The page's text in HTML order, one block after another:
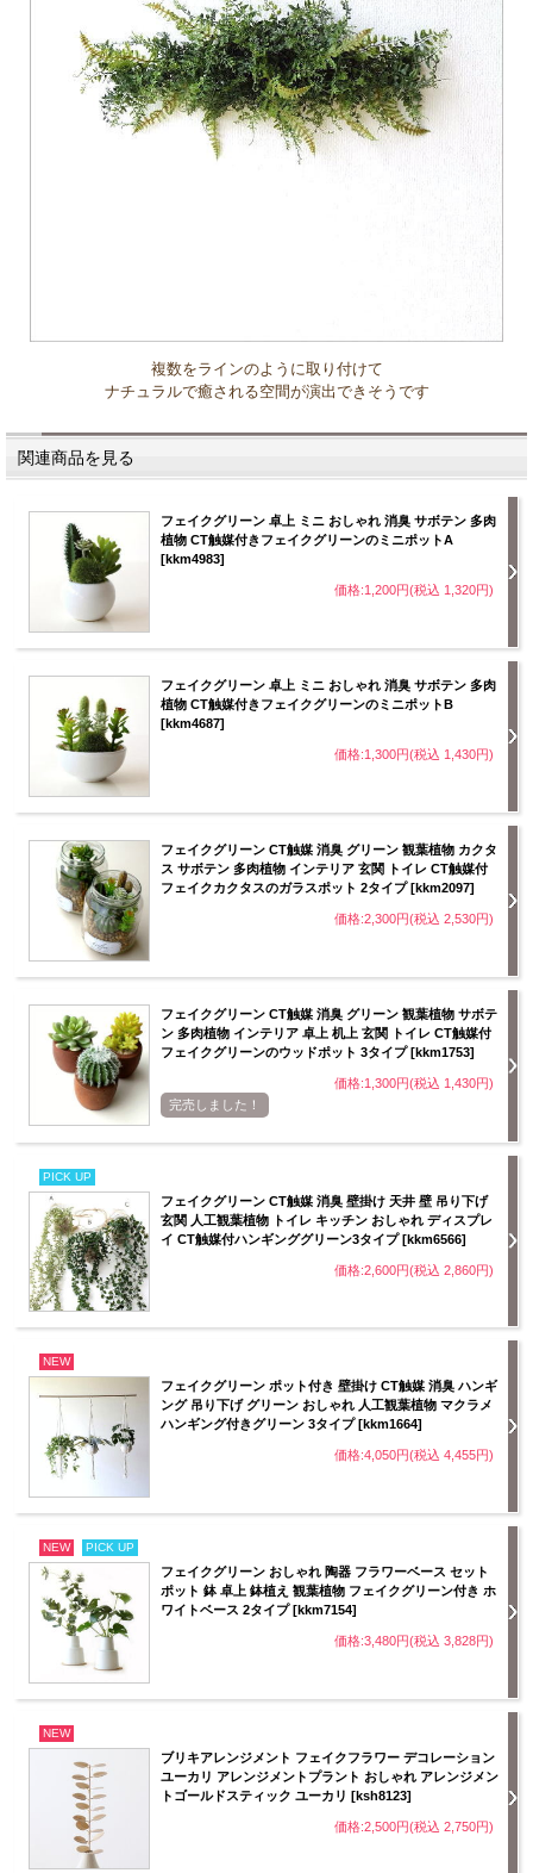
複数をラインのように取り付けて
ナチュラルで癒される空間が演出できそうです
関連商品を見る
フェイクグリーン 卓上 ミニ おしゃれ 消臭 サボテン 多肉
植物 CT触媒付きフェイクグリーンのミニポットA
[kkm4983]
価格:1,200円(税込 1,320円)
フェイクグリーン 卓上 ミニ おしゃれ 消臭 サボテン 多肉
植物 CT触媒付きフェイクグリーンのミニポットB
[kkm4687]
価格:1,300円(税込 1,430円)
フェイクグリーン CT触媒 消臭 グリーン 観葉植物 カクタ
ス サボテン 多肉植物 インテリア 玄関 トイレ CT触媒付
フェイクカクタスのガラスポット 2タイプ [kkm2097]
価格:2,300円(税込 2,530円)
フェイクグリーン CT触媒 消臭 グリーン 観葉植物 サボテ
ン 多肉植物 インテリア 卓上 机上 玄関 トイレ CT触媒付
フェイクグリーンのウッドポット 3タイプ [kkm1753]
価格:1,300円(税込 1,430円)
完売しました！
PICK UP
フェイクグリーン CT触媒 消臭 壁掛け 天井 壁 吊り下げ
玄関 人工観葉植物 トイレ キッチン おしゃれ ディスプレ
イ CT触媒付ハンギンググリーン3タイプ [kkm6566]
価格:2,600円(税込 2,860円)
NEW
フェイクグリーン ポット付き 壁掛け CT触媒 消臭 ハンギ
ング 吊り下げ グリーン おしゃれ 人工観葉植物 マクラメ
ハンギング付きグリーン 3タイプ [kkm1664]
価格:4,050円(税込 4,455円)
NEW PICK UP
フェイクグリーン おしゃれ 陶器 フラワーベース セット
ポット 鉢 卓上 鉢植え 観葉植物 フェイクグリーン付き ホ
ワイトベース 2タイプ [kkm7154]
価格:3,480円(税込 3,828円)
NEW
ブリキアレンジメント フェイクフラワー デコレーション
ユーカリ アレンジメントプラント おしゃれ アレンジメン
トゴールドスティック ユーカリ [ksh8123]
価格:2,500円(税込 2,750円)